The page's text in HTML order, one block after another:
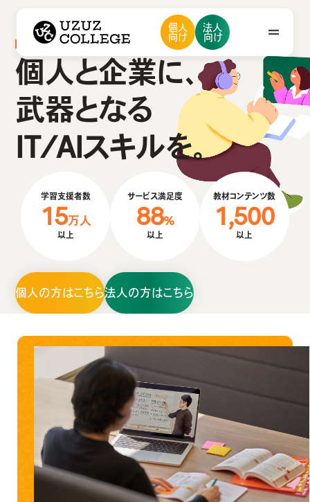
ウズウズカレッジ UZUZ COLLEGE
個人
向け
法人
向け
ウズカレについて
会社概要
メンバー紹介
ウズカレについて
会社概要
私たちの想い・強み
採用情報
ニュース
お問い合わせ
IT分野の学習／キャリアサポート
個人と企業に、
武器となる
IT/AIスキルを。
学習支援者数
15万人
以上
サービス満足度
88%
以上
教材コンテンツ数
1,500
以上
個人の方はこちら法人の方はこちら